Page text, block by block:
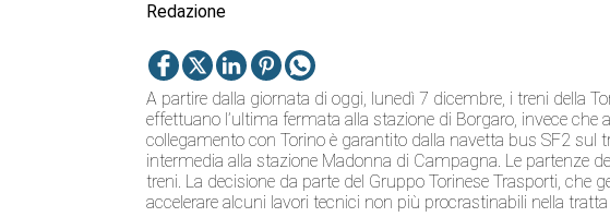
Redazione
A partire dalla giornata di oggi, lunedì 7 dicembre, i treni della
effettuano l’ultima fermata alla stazione di Borgaro, invece che
collegamento con Torino è garantito dalla navetta bus SF2
intermedia alla stazione Madonna di Campagna. Le partenze
treni. La decisione da parte del Gruppo Torinese Trasporti, che
accelerare alcuni lavori tecnici non più procrastinabili nella tratta